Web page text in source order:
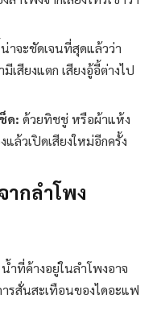
าจะชัดเจนที่สุดแล้วว่า
เสียงแตก เสียงอู้อี้ต่างไป
ด: ด้วยทิชชู่ หรือผ้าแห้ง
ล้วเปิดเสียงใหม่อีกครั้ง
ากลำโพง
น้ำที่ค้างอยู่ในลำโพงอาจ
ารสั่นสะเทือนของไดอะแฟ